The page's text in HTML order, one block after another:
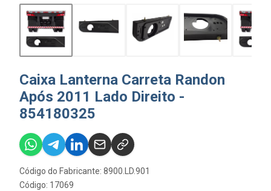
Caixa Lanterna Carreta Randon
Após 2011 Lado Direito -
854180325
Código do Fabricante: 8900.LD.901
Código: 17069